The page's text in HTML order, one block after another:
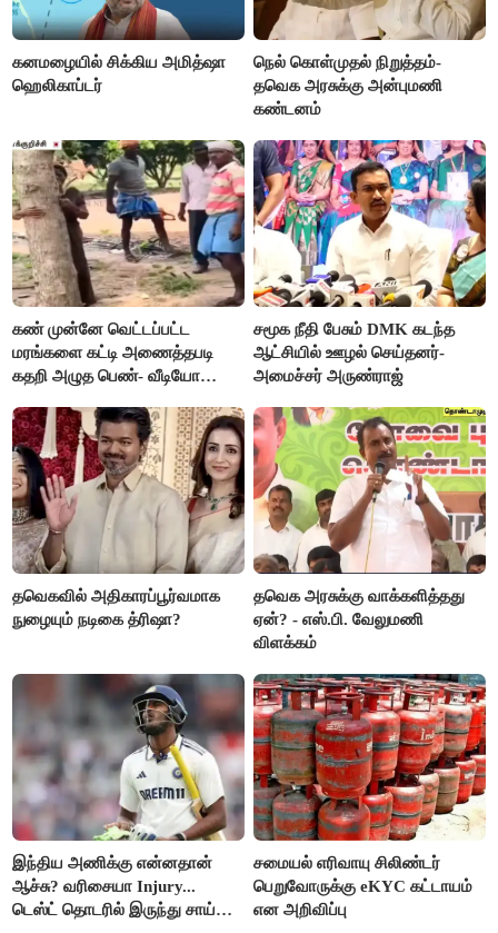
கனமழையில் சிக்கிய அமித்ஷா
ஹெலிகாப்டர்
நெல் கொள்முதல் நிறுத்தம்-
தவெக அரசுக்கு அன்புமணி
கண்டனம்
கண் முன்னே வெட்டப்பட்ட
மரங்களை கட்டி அணைத்தபடி
கதறி அழுத பெண்- வீடியோ
சமூக நீதி பேசும் DMK கடந்த
ஆட்சியில் ஊழல் செய்தனர்-
அமைச்சர் அருண்ராஜ்
தவெகவில் அதிகாரப்பூர்வமாக
நுழையும் நடிகை த்ரிஷா?
தவெக அரசுக்கு வாக்களித்தது
ஏன்? - எஸ்.பி. வேலுமணி
விளக்கம்
இந்திய அணிக்கு என்னதான்
ஆச்சு? வரிசையா Injury...
டெஸ்ட் தொடரில் இருந்து சாய்
சமையல் எரிவாயு சிலிண்டர்
பெறுவோருக்கு eKYC கட்டாயம்
என அறிவிப்பு